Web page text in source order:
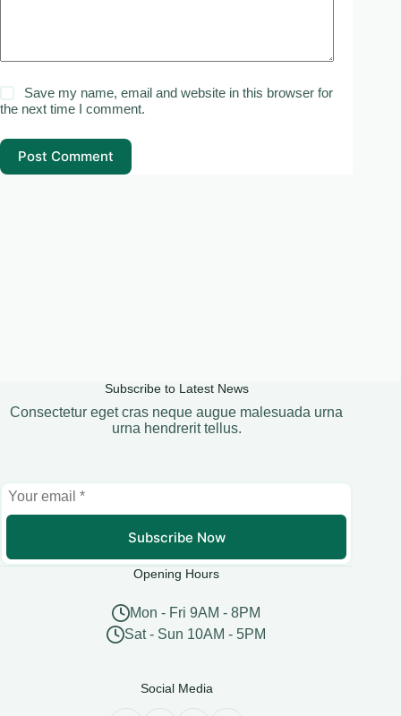
Save my name, email and website in this browser for
the next time I comment.
Post Comment
Subscribe to Latest News
Consectetur eget cras neque augue malesuada urna
urna hendrerit tellus.
Subscribe Now
Opening Hours
Mon - Fri 9AM - 8PM
Sat - Sun 10AM - 5PM
Social Media